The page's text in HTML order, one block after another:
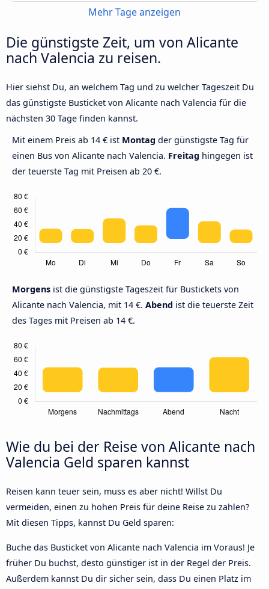
Mehr Tage anzeigen
Die günstigste Zeit, um von Alicante
nach Valencia zu reisen.
Hier siehst Du, an welchem Tag und zu welcher Tageszeit Du
das günstigste Busticket von Alicante nach Valencia für die
nächsten 30 Tage finden kannst.
Mit einem Preis ab 14 € ist Montag der günstigste Tag für
einen Bus von Alicante nach Valencia. Freitag hingegen ist
der teuerste Tag mit Preisen ab 20 €.
Morgens ist die günstigste Tageszeit für Bustickets von
Alicante nach Valencia, mit 14 €. Abend ist die teuerste Zeit
des Tages mit Preisen ab 14 €.
Wie du bei der Reise von Alicante nach
Valencia Geld sparen kannst
Reisen kann teuer sein, muss es aber nicht! Willst Du
vermeiden, einen zu hohen Preis für deine Reise zu zahlen?
Mit diesen Tipps, kannst Du Geld sparen:
Buche das Busticket von Alicante nach Valencia im Voraus! Je
früher Du buchst, desto günstiger ist in der Regel der Preis.
Außerdem kannst Du dir sicher sein, dass Du einen Platz im